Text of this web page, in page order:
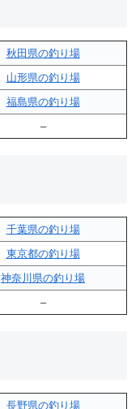
秋田県の釣り場
山形県の釣り場
福島県の釣り場
–
千葉県の釣り場
東京都の釣り場
神奈川県の釣り場
–
長野県の釣り場